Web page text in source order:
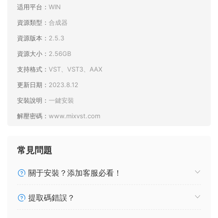
适用平台： WIN
資源類型： 合成器
資源版本： 2.5.3
資源大小： 2.56GB
支持格式： VST、VST3、AAX
更新日期： 2023.8.12
安裝說明： 一鍵安裝
解壓密碼： www.mixvst.com
常見問題
關于安裝？添加客服必看！
提取碼錯誤？